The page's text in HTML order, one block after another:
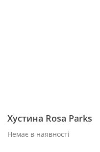
Хустина Rosa Parks
Немає в наявності